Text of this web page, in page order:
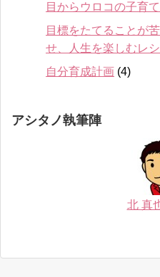
目からウロコの子育
目標をたてることが
せ、人生を楽しむレ
自分育成計画 (4)
アシタノ執筆陣
北 真